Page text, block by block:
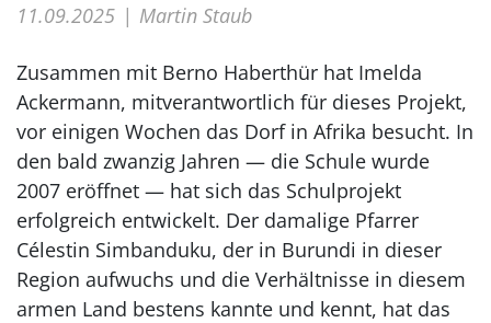
11.09.2025 Martin Staub
Zusammen mit Berno Haberthür hat Imelda
Ackermann, mitverantwortlich für dieses Projekt,
vor einigen Wochen das Dorf in Afrika besucht. In
den bald zwanzig Jahren — die Schule wurde
2007 eröffnet — hat sich das Schulprojekt
erfolgreich entwickelt. Der damalige Pfarrer
Célestin Simbanduku, der in Burundi in dieser
Region aufwuchs und die Verhältnisse in diesem
armen Land bestens kannte und kennt, hat das